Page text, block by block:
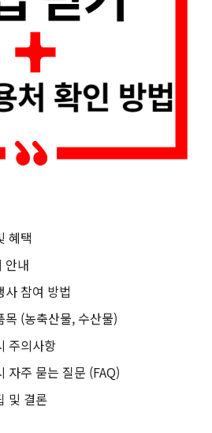
혜택
안내
사 참여 방법
(농축산물, 수산물)
주의사항
자주 묻는 질문 (FAQ)
및 결론